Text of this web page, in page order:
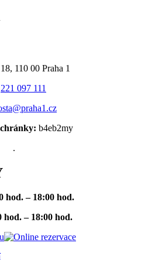
110 00 Praha 1
221 097 111
b4eb2my
.
hod. – 18:00 hod.
hod. – 18:00 hod.